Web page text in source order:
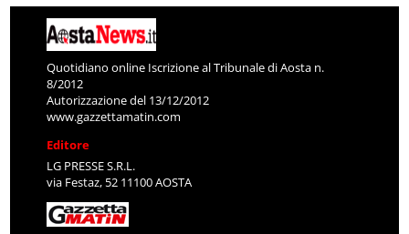
Quotidiano online Iscrizione al Tribunale di Aosta n.
8/2012
Autorizzazione del 13/12/2012
www.gazzettamatin.com
Editore
LG PRESSE S.R.L.
via Festaz, 52 11100 AOSTA